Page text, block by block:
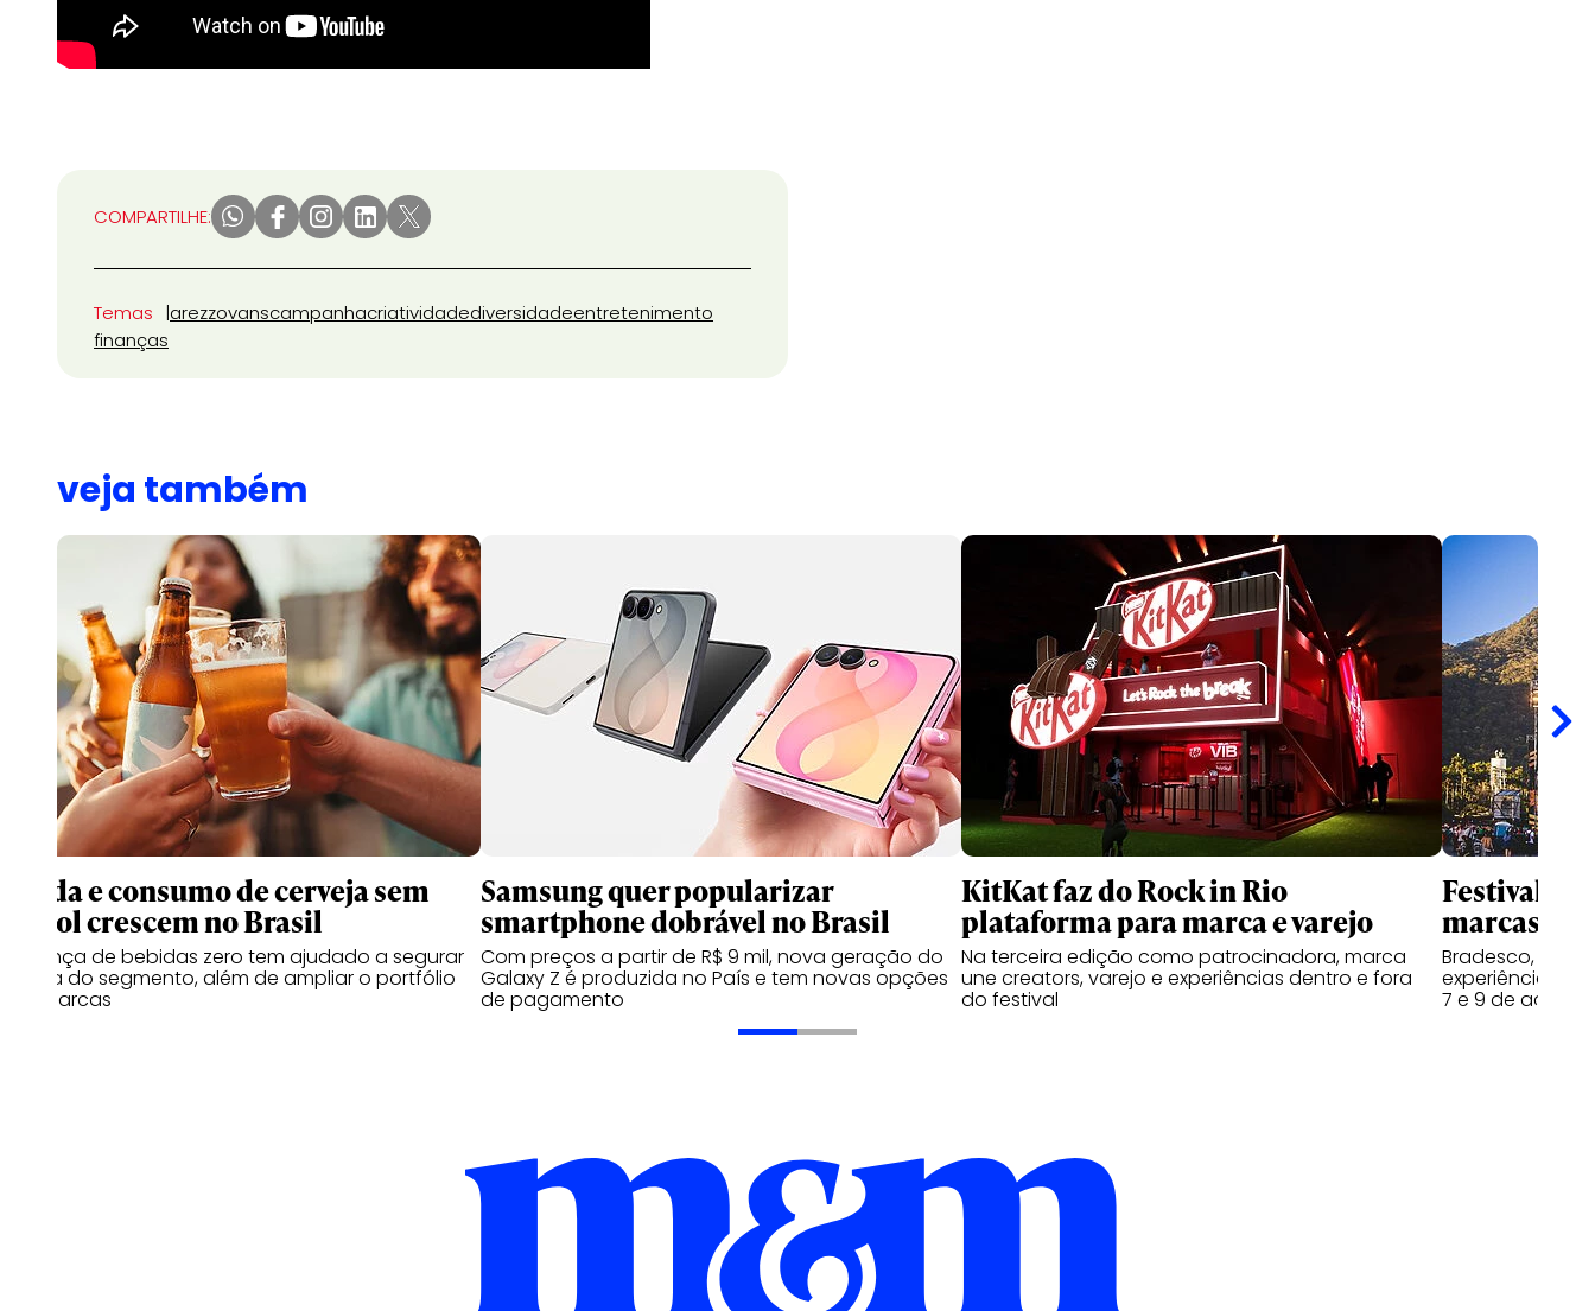
COMPARTILHE:
Temas arezzovanscampanhacriatividadediversidadeentretenimento
finanças
veja também
Venda e consumo de cerveja sem
álcool crescem no Brasil
Presença de bebidas zero tem ajudado a segurar
queda do segmento, além de ampliar o portfólio
das marcas
Samsung quer popularizar
smartphone dobrável no Brasil
Com preços a partir de R$ 9 mil, nova geração do
Galaxy Z é produzida no País e tem novas opções
de pagamento
KitKat faz do Rock in Rio
plataforma para marca e varejo
Na terceira edição como patrocinadora, marca
une creators, varejo e experiências dentro e fora
do festival
Festival
marcas na
Bradesco,
experiências ao
7 e 9 de agosto